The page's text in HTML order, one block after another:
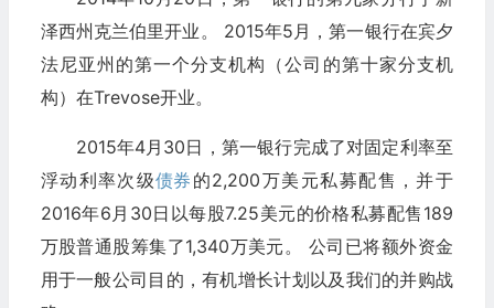
泽西州克兰伯里开业。 2015年5月，第一银行在宾夕
法尼亚州的第一个分支机构（公司的第十家分支机
构）在Trevose开业。
2015年4月30日，第一银行完成了对固定利率至
浮动利率次级债券 的2,200万美元私募配售，并于
2016年6月30日以每股7.25美元的价格私募配售189
万股普通股筹集了1,340万美元。 公司已将额外资金
用于一般公司目的，有机增长计划以及我们的并购战